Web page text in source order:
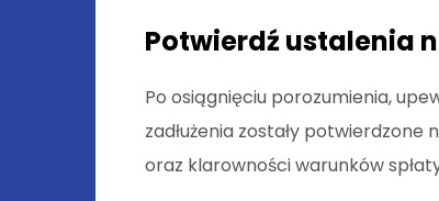
Potwierdź ustalenia
Po osiągnięciu porozumienia,
zadłużenia zostały
oraz klarowności warunków